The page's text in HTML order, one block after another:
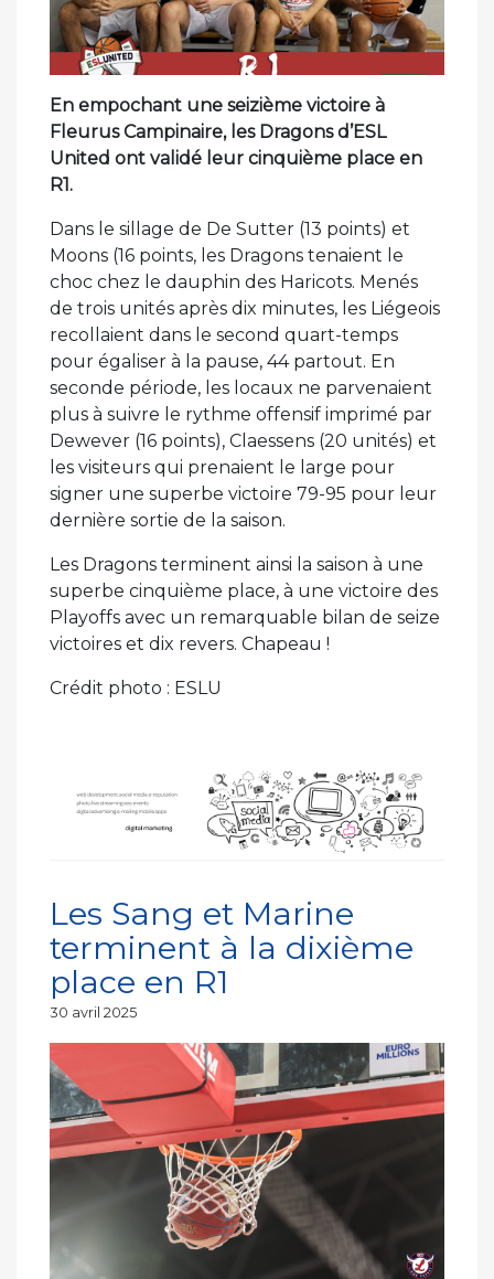
En empochant une seizième victoire à
Fleurus Campinaire, les Dragons d’ESL
United ont validé leur cinquième place en
R1.
Dans le sillage de De Sutter (13 points) et
Moons (16 points, les Dragons tenaient le
choc chez le dauphin des Haricots. Menés
de trois unités après dix minutes, les Liégeois
recollaient dans le second quart-temps
pour égaliser à la pause, 44 partout. En
seconde période, les locaux ne parvenaient
plus à suivre le rythme offensif imprimé par
Dewever (16 points), Claessens (20 unités) et
les visiteurs qui prenaient le large pour
signer une superbe victoire 79-95 pour leur
dernière sortie de la saison.
Les Dragons terminent ainsi la saison à une
superbe cinquième place, à une victoire des
Playoffs avec un remarquable bilan de seize
victoires et dix revers. Chapeau !
Crédit photo : ESLU
Les Sang et Marine
terminent à la dixième
place en R1
Publié
30 avril 2025